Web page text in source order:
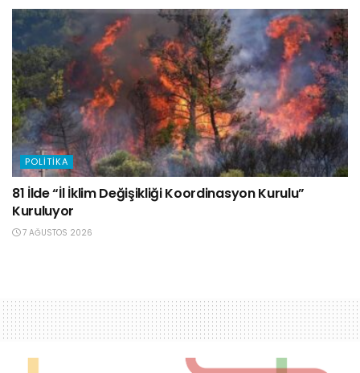
POLITIKA
81 İlde “İl İklim Değişikliği Koordinasyon Kurulu”
Kuruluyor
7 AĞUSTOS 2026